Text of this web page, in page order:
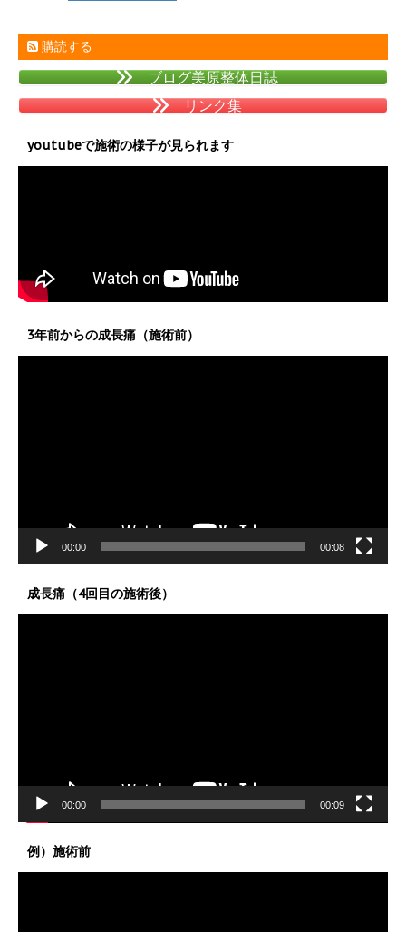
購読する
ブログ美原整体日誌
リンク集
youtubeで施術の様子が見られます
3年前からの成長痛（施術前）
00:00 00:08
成長痛（4回目の施術後）
00:00 00:09
例）施術前